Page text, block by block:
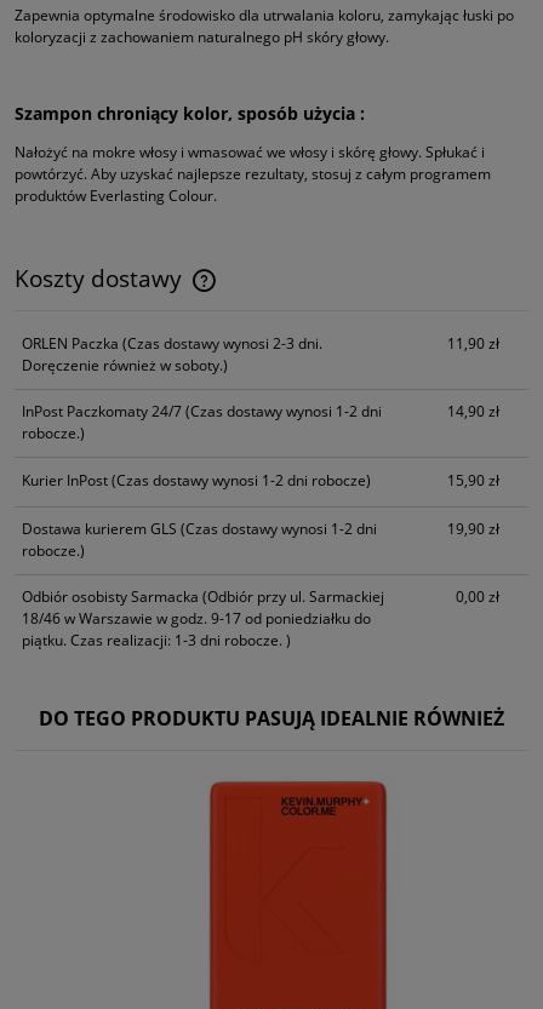
Zapewnia optymalne środowisko dla utrwalania koloru, zamykając łuski po
koloryzacji z zachowaniem naturalnego pH skóry głowy.
Szampon chroniący kolor, sposób użycia :
Nałożyć na mokre włosy i wmasować we włosy i skórę głowy. Spłukać i
powtórzyć. Aby uzyskać najlepsze rezultaty, stosuj z całym programem
produktów Everlasting Colour.
Koszty dostawy
Cena nie zawiera ewentualnych kosztów płatności
ORLEN Paczka (Czas dostawy wynosi 2-3 dni.
Doręczenie również w soboty.)
11,90 zł
InPost Paczkomaty 24/7(Czas dostawy wynosi 1-2 dni
robocze.)
14,90 zł
Kurier InPost(Czas dostawy wynosi 1-2 dni robocze) 15,90 zł
Dostawa kurierem GLS (Czas dostawy wynosi 1-2 dni
robocze.)
19,90 zł
Odbiór osobisty Sarmacka (Odbiór przy ul. Sarmackiej
18/46 w Warszawie w godz. 9-17 od poniedziałku do
piątku. Czas realizacji: 1-3 dni robocze. )
0,00 zł
DO TEGO PRODUKTU PASUJĄ IDEALNIE RÓWNIEŻ